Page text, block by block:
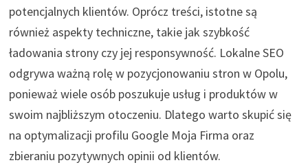
potencjalnych klientów. Oprócz treści, istotne są
również aspekty techniczne, takie jak szybkość
ładowania strony czy jej responsywność. Lokalne SEO
odgrywa ważną rolę w pozycjonowaniu stron w Opolu,
ponieważ wiele osób poszukuje usług i produktów w
swoim najbliższym otoczeniu. Dlatego warto skupić się
na optymalizacji profilu Google Moja Firma oraz
zbieraniu pozytywnych opinii od klientów.